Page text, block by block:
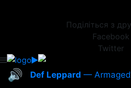
Поділіться з
Facebook
Twitter
🔊 Def Leppard —